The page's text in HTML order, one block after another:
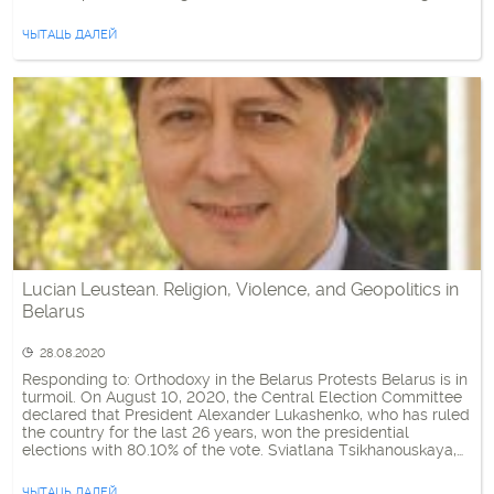
country from Russia, Belarus under […]
ЧЫТАЦЬ ДАЛЕЙ
Lucian Leustean. Religion, Violence, and Geopolitics in
Belarus
28.08.2020
Responding to: Orthodoxy in the Belarus Protests Belarus is in
turmoil. On August 10, 2020, the Central Election Committee
declared that President Alexander Lukashenko, who has ruled
the country for the last 26 years, won the presidential
elections with 80.10% of the vote. Sviatlana Tsikhanouskaya,
10.12% of […]